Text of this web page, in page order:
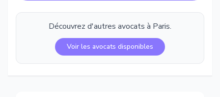
Découvrez d'autres avocats à Paris.
Voir les avocats disponibles